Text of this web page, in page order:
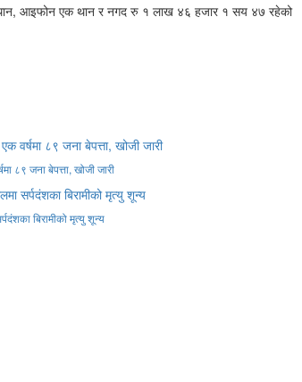
थान, आइफोन एक थान र नगद रु १ लाख ४६ हजार १ सय ४७ रहेको
८९ जना बेपत्ता, खोजी जारी
बिरामीको मृत्यु शून्य